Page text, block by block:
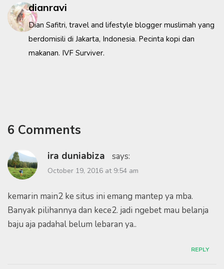
dianravi
Dian Safitri, travel and lifestyle blogger muslimah yang
berdomisili di Jakarta, Indonesia. Pecinta kopi dan
makanan. IVF Surviver.
6 Comments
ira duniabiza says:
October 19, 2016 at 9:54 am
kemarin main2 ke situs ini emang mantep ya mba.
Banyak pilihannya dan kece2. jadi ngebet mau belanja
baju aja padahal belum lebaran ya..
REPLY